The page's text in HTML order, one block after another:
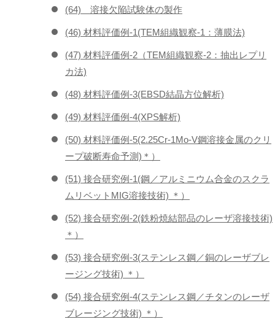
(64) 溶接欠陥試験体の製作
(46) 材料評価例-1(TEM組織観察-1：薄膜法)
(47) 材料評価例-2（TEM組織観察-2：抽出レプリ
カ法)
(48) 材料評価例-3(EBSD結晶方位解析)
(49) 材料評価例-4(XPS解析)
(50) 材料評価例-5(2.25Cr-1Mo-V鋼溶接金属のクリ
ープ破断寿命予測)＊）
(51) 接合研究例-1(鋼／アルミニウム合金のスクラ
ムリベットMIG溶接技術) ＊）
(52) 接合研究例-2(鉄粉焼結部品のレーザ溶接技術)
＊）
(53) 接合研究例-3(ステンレス鋼／銅のレーザブレ
ージング技術) ＊）
(54) 接合研究例-4(ステンレス鋼／チタンのレーザ
ブレージング技術) ＊）